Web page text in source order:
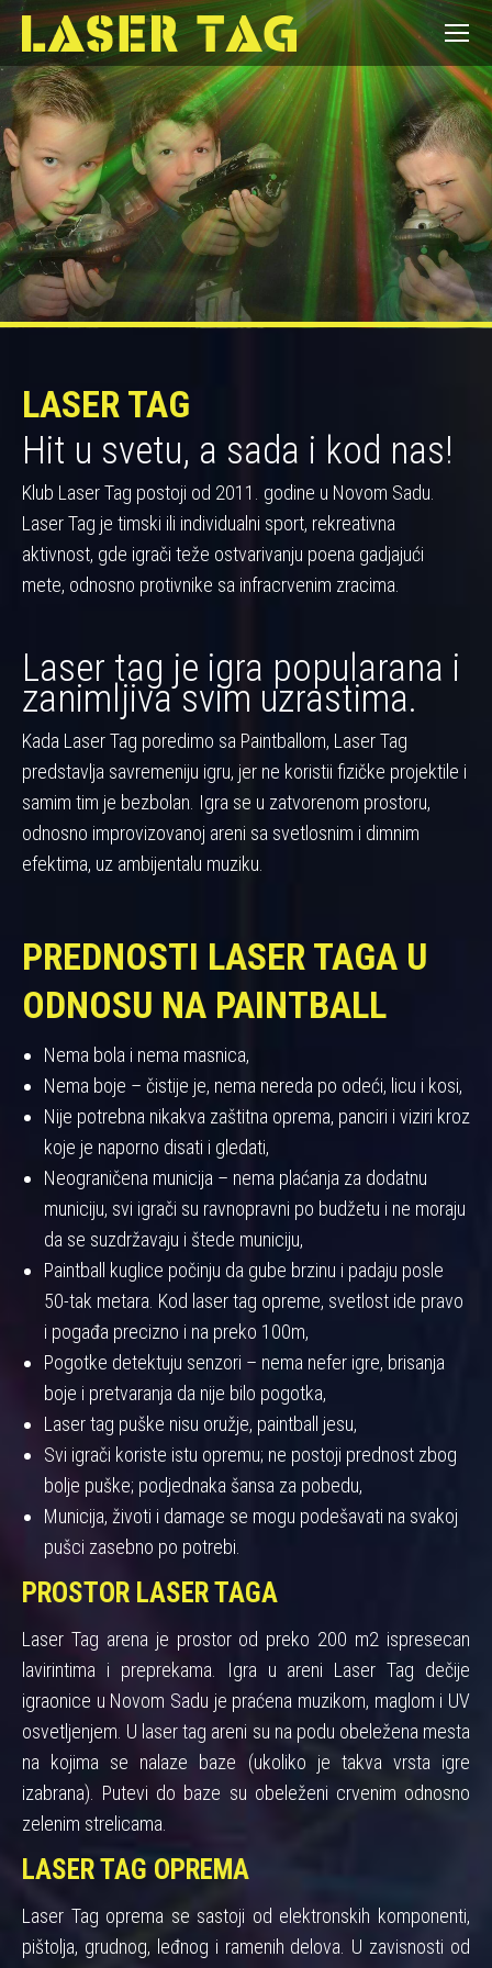
LASER TAG
Hit u svetu, a sada i kod nas!
Klub Laser Tag postoji od 2011. godine u Novom Sadu.
Laser Tag je timski ili individualni sport, rekreativna
aktivnost, gde igrači teže ostvarivanju poena gadjajući
mete, odnosno protivnike sa infracrvenim zracima.
Laser tag je igra popularana i
zanimljiva svim uzrastima.
Kada Laser Tag poredimo sa Paintballom, Laser Tag
predstavlja savremeniju igru, jer ne koristii fizičke projektile i
samim tim je bezbolan. Igra se u zatvorenom prostoru,
odnosno improvizovanoj areni sa svetlosnim i dimnim
efektima, uz ambijentalu muziku.
PREDNOSTI LASER TAGA U
ODNOSU NA PAINTBALL
Nema bola i nema masnica,
Nema boje – čistije je, nema nereda po odeći, licu i kosi,
Nije potrebna nikakva zaštitna oprema, panciri i viziri kroz
koje je naporno disati i gledati,
Neograničena municija – nema plaćanja za dodatnu
municiju, svi igrači su ravnopravni po budžetu i ne moraju
da se suzdržavaju i štede municiju,
Paintball kuglice počinju da gube brzinu i padaju posle
50-tak metara. Kod laser tag opreme, svetlost ide pravo
i pogađa precizno i na preko 100m,
Pogotke detektuju senzori – nema nefer igre, brisanja
boje i pretvaranja da nije bilo pogotka,
Laser tag puške nisu oružje, paintball jesu,
Svi igrači koriste istu opremu; ne postoji prednost zbog
bolje puške; podjednaka šansa za pobedu,
Municija, životi i damage se mogu podešavati na svakoj
pušci zasebno po potrebi.
PROSTOR LASER TAGA
Laser Tag arena je prostor od preko 200 m2 ispresecan
lavirintima i preprekama. Igra u areni Laser Tag dečije
igraonice u Novom Sadu je praćena muzikom, maglom i UV
osvetljenjem. U laser tag areni su na podu obeležena mesta
na kojima se nalaze baze (ukoliko je takva vrsta igre
izabrana). Putevi do baze su obeleženi crvenim odnosno
zelenim strelicama.
LASER TAG OPREMA
Laser Tag oprema se sastoji od elektronskih komponenti,
pištolja, grudnog, leđnog i ramenih delova. U zavisnosti od